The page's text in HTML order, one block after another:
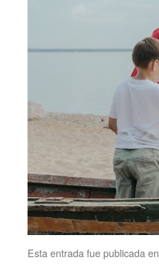
Esta entrada fue publicada en